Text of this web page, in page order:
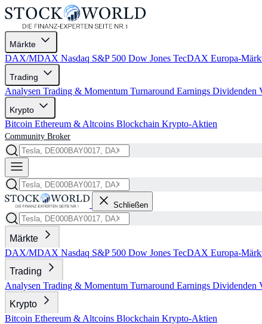
Märkte
DAX/MDAX Nasdaq S&P 500 Dow Jones TecDAX Europa-
Trading
Analysen Trading & Momentum Turnaround Earnings Dividenden
Krypto
Bitcoin Ethereum & Altcoins Blockchain Krypto-Aktien
Community Broker
Schließen
Märkte
DAX/MDAX Nasdaq S&P 500 Dow Jones TecDAX Europa-
Trading
Analysen Trading & Momentum Turnaround Earnings Dividenden
Krypto
Bitcoin Ethereum & Altcoins Blockchain Krypto-Aktien